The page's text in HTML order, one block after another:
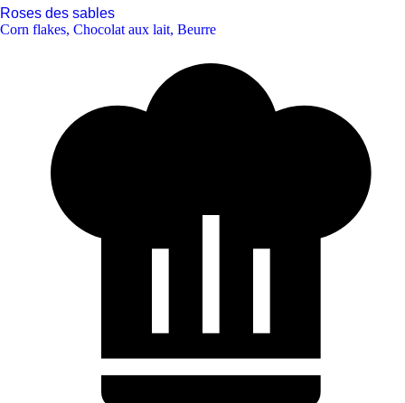
Roses des sables
Corn flakes, Chocolat aux lait, Beurre